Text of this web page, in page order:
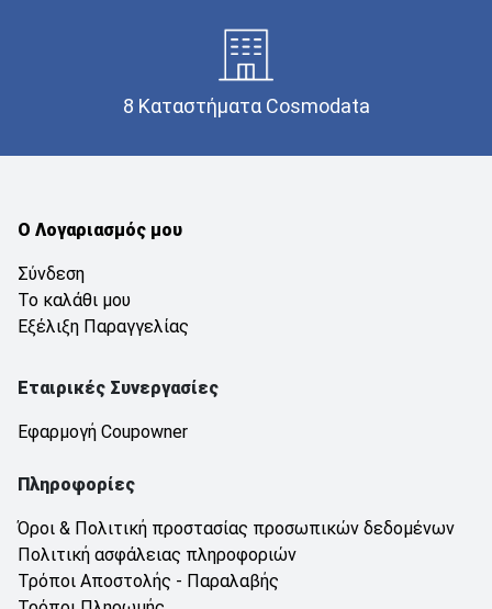
8 Καταστήματα Cosmodata
Ο Λογαριασμός μου
Σύνδεση
Το καλάθι μου
Εξέλιξη Παραγγελίας
Εταιρικές Συνεργασίες
Εφαρμογή Coupowner
Πληροφορίες
Όροι & Πολιτική προστασίας προσωπικών δεδομένων
Πολιτική ασφάλειας πληροφοριών
Τρόποι Αποστολής - Παραλαβής